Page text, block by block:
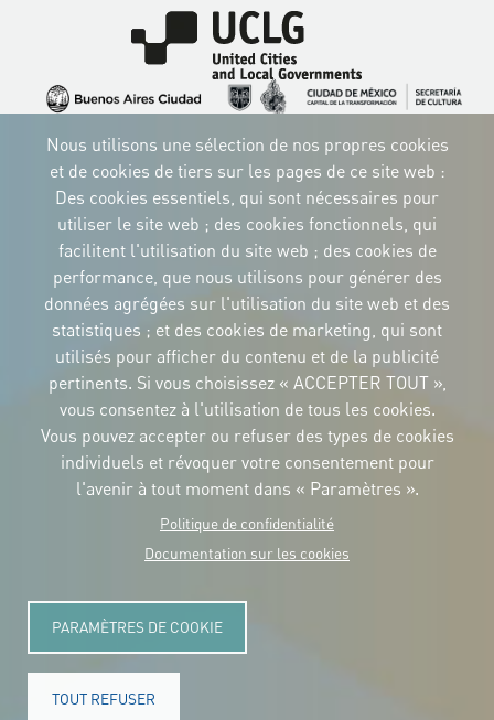
Image
Image
Image
ImageImageImage
IDENTITÉ CORPORTATIVE
Téléchargez
les logos et le
manuel
NEWSLETTER
CONTACT
Carrer Avinyó, 15
08002 Barcelona
culture@uclg.org
Nous utilisons une sélection de nos propres cookies
et de cookies de tiers sur les pages de ce site web :
Des cookies essentiels, qui sont nécessaires pour
utiliser le site web ; des cookies fonctionnels, qui
facilitent l'utilisation du site web ; des cookies de
performance, que nous utilisons pour générer des
données agrégées sur l'utilisation du site web et des
statistiques ; et des cookies de marketing, qui sont
utilisés pour afficher du contenu et de la publicité
pertinents. Si vous choisissez « ACCEPTER TOUT »,
vous consentez à l'utilisation de tous les cookies.
Vous pouvez accepter ou refuser des types de cookies
individuels et révoquer votre consentement pour
l'avenir à tout moment dans « Paramètres ».
Politique de confidentialité
Documentation sur les cookies
PARAMÈTRES DE COOKIE
TOUT REFUSER